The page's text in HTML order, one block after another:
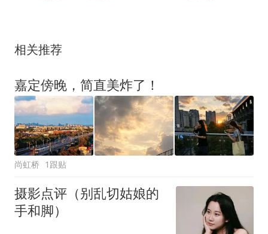
相关推荐
嘉定傍晚，简直美炸了！
尚虹桥 1跟贴
摄影点评（别乱切姑娘的
手和脚）